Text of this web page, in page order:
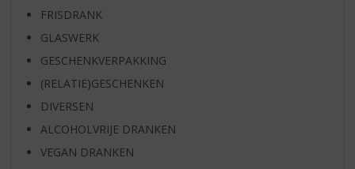
FRISDRANK
GLASWERK
GESCHENKVERPAKKING
(RELATIE)GESCHENKEN
DIVERSEN
ALCOHOLVRIJE DRANKEN
VEGAN DRANKEN